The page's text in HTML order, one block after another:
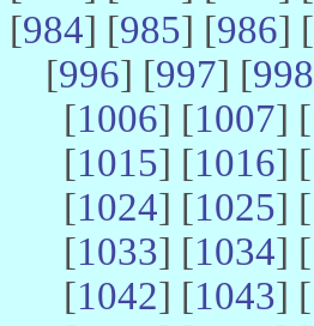
[984] [985] [986] [
[996] [997] [998
[1006] [1007] [
[1015] [1016] [
[1024] [1025] [
[1033] [1034] [
[1042] [1043] [